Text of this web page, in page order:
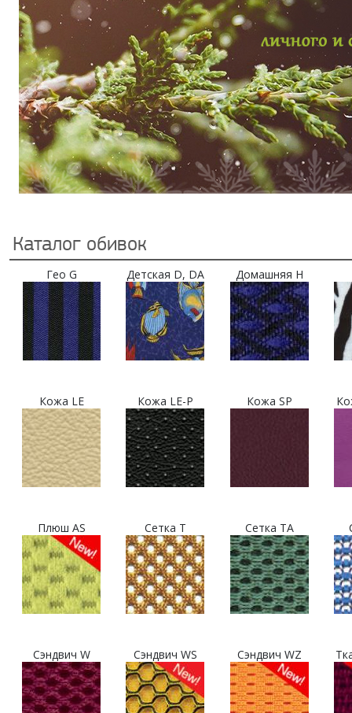
Каталог обивок
Гео G Детская D, DA Домашняя H
Кожа LE Кожа LE-P Кожа SP
Плюш AS Сетка T Сетка TA
Сэндвич W Сэндвич WS Сэндвич WZ